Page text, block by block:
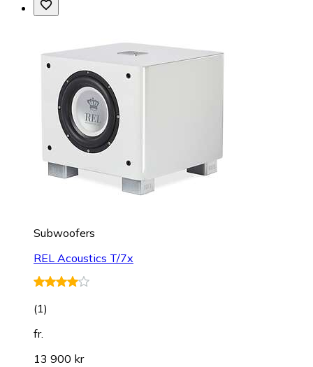
Subwoofers
REL Acoustics T/7x
(1)
fr.
13 900 kr